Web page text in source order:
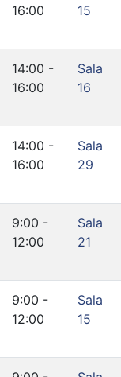
16:00
15
14:00 -
16:00
Sala
16
14:00 -
16:00
Sala
29
9:00 -
12:00
Sala
21
9:00 -
12:00
Sala
15